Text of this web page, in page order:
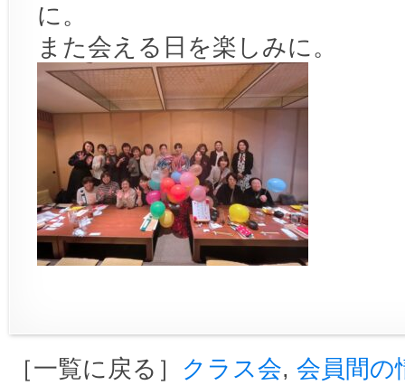
に。
また会える日を楽しみに。
［一覧に戻る］ クラス会, 会員間の